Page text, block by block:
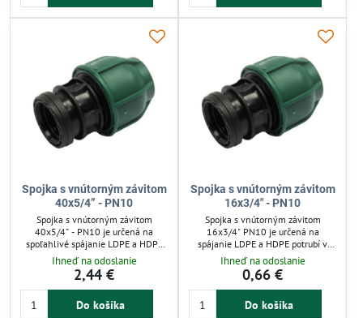
zjednodušuje prácu v teréne.
zavlažovanie záhrad a polí.
zabezpečuje...
identifikáciu, tesnenie zabezpečuje
O-krúžok. Ideálne pre nízkotlakové
Spojka s vnútorným závitom
40x5/4” - PN10
Spojka s vnútorným závitom
40x5/4” - PN10 je určená na
spoľahlivé spájanie LDPE a HDPE
potrubí v nízkotlakových systémoch
so studenou vodou do 10 barov.
Umožňuje rýchlu montáž bez
špeciálneho náradia a opakované
použitie. Integrovaný O-krúžok
Ihneď na odoslanie
2,44 €
Do košíka
Spojka s vnútorným závitom
16x3/4" - PN10
Spojka s vnútorným závitom
16x3/4" PN10 je určená na
spájanie LDPE a HDPE potrubí v
nízkotlakových zavlažovacích
systémoch do 10 barov. Vďaka
integrovanej tesniacej manžete a
jednoduchej montáži bez
špeciálneho náradia zabezpečuje
Ihneď na odoslanie
0,66 €
Do košíka